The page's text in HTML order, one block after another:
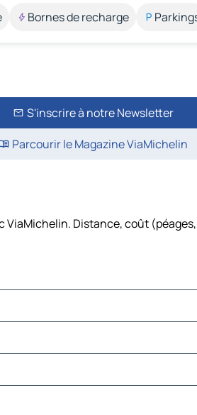
Bornes de recharge
S'inscrire à notre Newsletter
Parcourir le Magazine ViaMichelin
Distance, coût